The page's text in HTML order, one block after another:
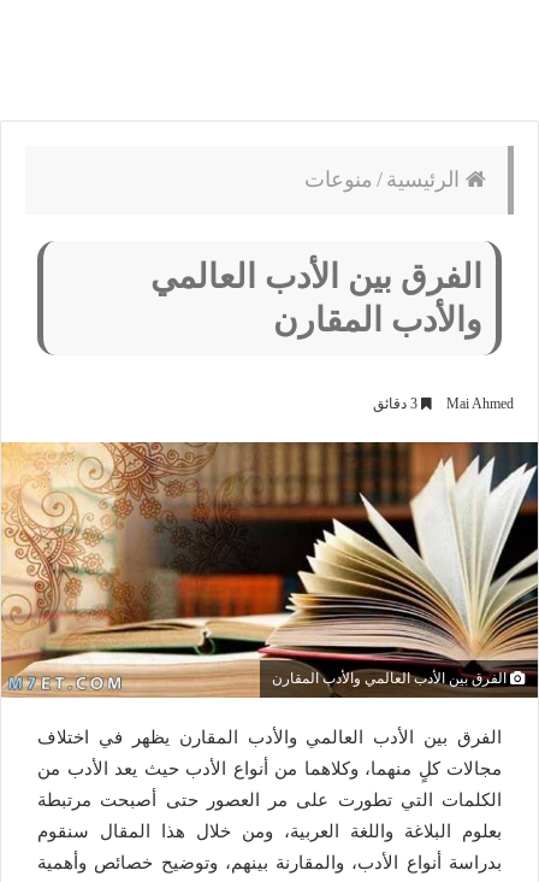
الرئيسية / منوعات
الفرق بين الأدب العالمي
والأدب المقارن
Mai Ahmed
الفرق بين الأدب العالمي والأدب المقارن
الفرق بين الأدب العالمي والأدب المقارن يظهر في اختلاف
مجالات كلٍ منهما، وكلاهما من أنواع الأدب حيث يعد الأدب من
الكلمات التي تطورت على مر العصور حتى أصبحت مرتبطة
بعلوم البلاغة واللغة العربية، ومن خلال هذا المقال سنقوم
بدراسة أنواع الأدب، والمقارنة بينهم، وتوضيح خصائص وأهمية